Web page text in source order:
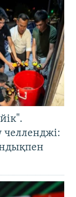
челленджі: